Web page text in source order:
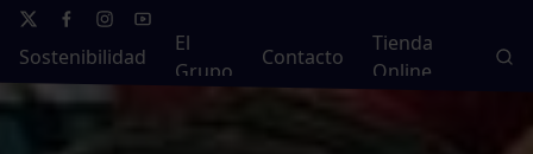
Sostenibilidad
El
Grupo
Contacto
Tienda
Online